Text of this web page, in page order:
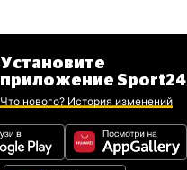
Установите
приложение Sport24
Что нового? История изменений